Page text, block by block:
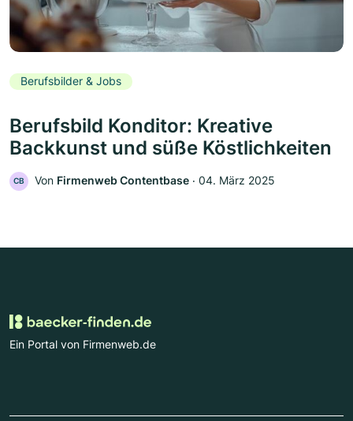
Berufsbilder & Jobs
Berufsbild Konditor: Kreative
Backkunst und süße Köstlichkeiten
CB Von Firmenweb Contentbase ‧ 04. März 2025
Ein Portal von Firmenweb.de